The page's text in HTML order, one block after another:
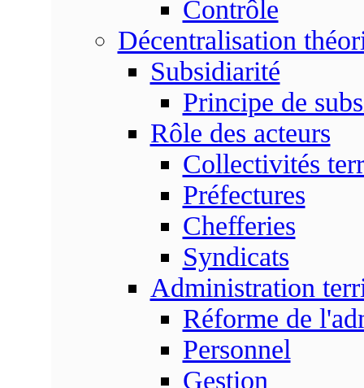
Contrôle
Décentralisation
Subsidiarité
Principe de
Rôle des acteurs
Collectivités
Préfectures
Chefferies
Syndicats
Administration
Réforme de
Personnel
Gestion